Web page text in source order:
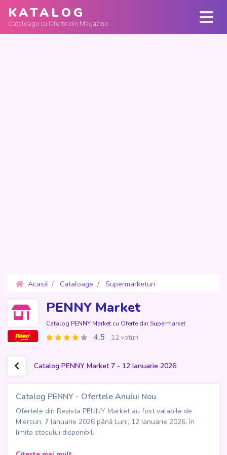
KATALOG
Cataloage cu Oferte din Magazine
Acasă Cataloage
Supermarketuri
PENNY Market
Catalog PENNY Market cu Oferte din Supermarket
4.5 12 voturi
Catalog PENNY Market 7 - 12 Ianuarie 2026
Catalog PENNY - Ofertele Anului Nou
Ofertele din Revista PENNY Market au fost valabile de
Miercuri, 7 Ianuarie 2026 până Luni, 12 Ianuarie 2026, în
limita stocului disponibil.
Noul catalog PENNY întâmpină clienții cu 20 de pagini pline